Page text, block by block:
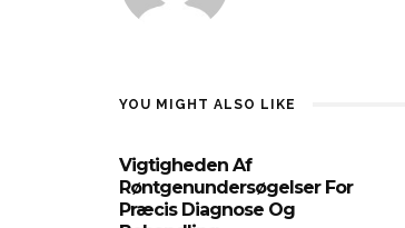
YOU MIGHT ALSO LIKE
Vigtigheden Af
Røntgenundersøgelser For
Præcis Diagnose Og